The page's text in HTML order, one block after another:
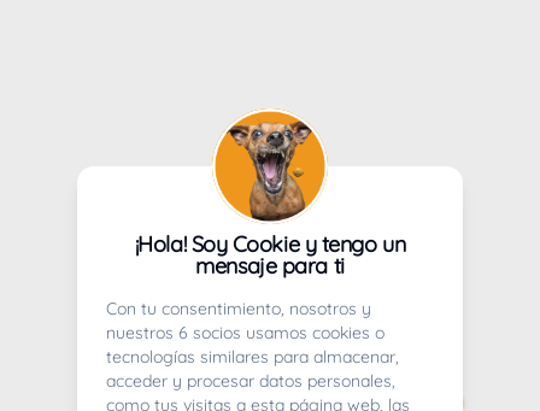
¡Hola! Soy Cookie y tengo un
mensaje para ti
Con tu consentimiento, nosotros y
nuestros 6 socios usamos cookies o
tecnologías similares para almacenar,
acceder y procesar datos personales,
como tus visitas a esta página web, las